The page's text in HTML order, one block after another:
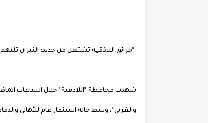
*حرائق اللاذقية تشتعل من جديد: النيران
شهدت محافظة *اللاذقية* خلال الساعات
والغربي*، وسط حالة استنفار عام للأهالي